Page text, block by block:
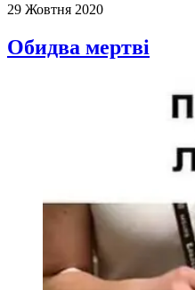
29 Жовтня 2020
Обидва мертві